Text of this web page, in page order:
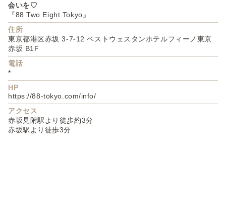
会いを♡
『88 Two Eight Tokyo』
住所
東京都港区赤坂 3-7-12 ベストウェスタンホテルフィーノ東京
赤坂 B1F
電話
*
HP
https://88-tokyo.com/info/
アクセス
赤坂見附駅より徒歩約3分
赤坂駅より徒歩3分